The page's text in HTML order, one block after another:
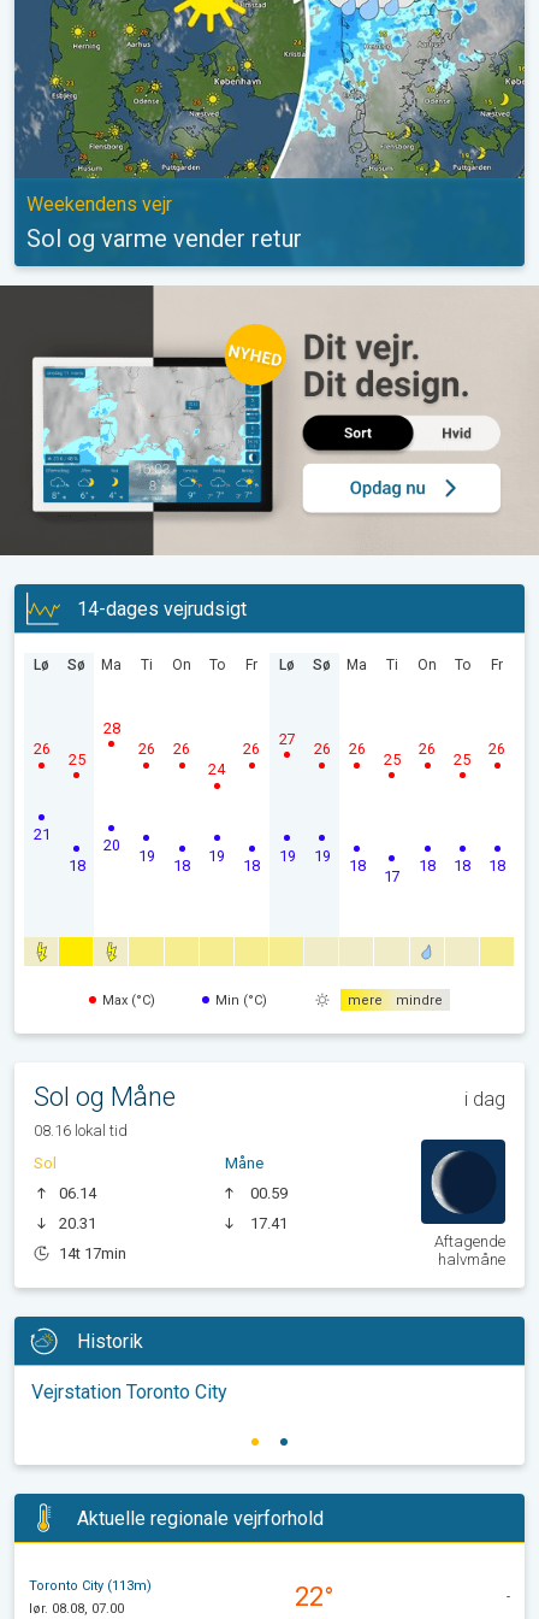
Weekendens vejr
Sol og varme vender retur
14-dages vejrudsigt
Lø
21
26
Sø
18
25
Ma
20
28
Ti
19
26
On
18
26
To
19
24
Fr
18
26
Lø
19
27
Sø
19
26
Ma
18
26
Ti
17
25
On
18
26
To
18
25
Fr
18
26
Max (°C) Min (°C) mere mindre
Sol og Måne i dag
08.16 lokal tid
Sol
06.14
20.31
14t 17min
Måne
00.59
17.41
Aftagende
halvmåne
Historik
Vejrstation Toronto City
Aktuelle regionale vejrforhold
Toronto City (113m)
lør. 08.08, 07.00
22° -